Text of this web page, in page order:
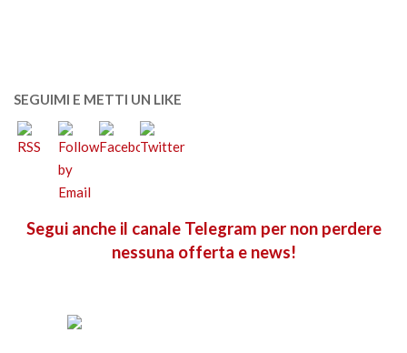
SEGUIMI E METTI UN LIKE
Segui anche il canale Telegram per non perdere
nessuna offerta e news!